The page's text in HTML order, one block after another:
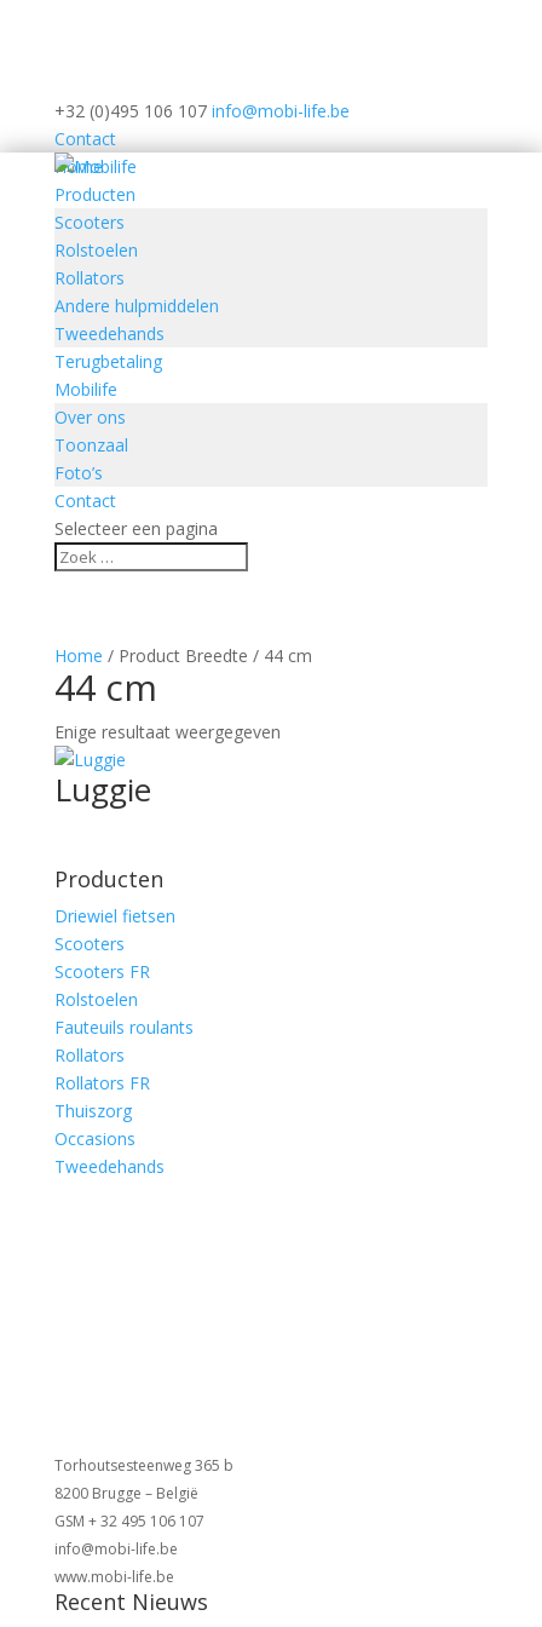
+32 (0)495 106 107 info@mobi-life.be
Contact
Home
Producten
Scooters
Rolstoelen
Rollators
Andere hulpmiddelen
Tweedehands
Terugbetaling
Mobilife
Over ons
Toonzaal
Foto’s
Contact
Selecteer een pagina
Home / Product Breedte / 44 cm
44 cm
Enige resultaat weergegeven
Luggie
Producten
Driewiel fietsen
Scooters
Scooters FR
Rolstoelen
Fauteuils roulants
Rollators
Rollators FR
Thuiszorg
Occasions
Tweedehands
Torhoutsesteenweg 365 b
8200 Brugge – België
GSM + 32 495 106 107
info@mobi-life.be
www.mobi-life.be
Recent Nieuws